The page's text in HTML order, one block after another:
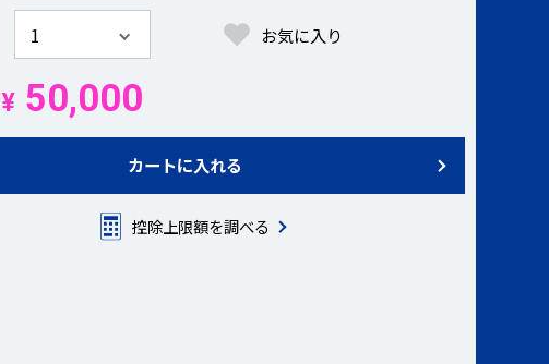
お気に入り
¥50,000
カートに入れる
控除上限額を調べる